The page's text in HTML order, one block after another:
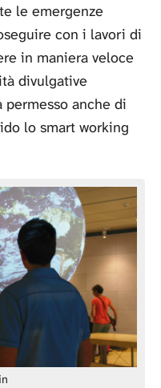
le emergenze
con i lavori di
in maniera veloce
divulgative
anche di
lo smart working